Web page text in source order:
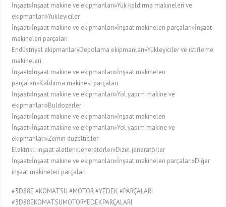
İnşaat»İnşaat makine ve ekipmanları»Yük kaldırma makineleri ve
ekipmanları»Yükleyiciler
İnşaat»İnşaat makine ve ekipmanları»İnşaat makineleri parçaları»İnşaat
makineleri parçaları
Endüstriyel ekipmanlar»Depolama ekipmanları»Yükleyiciler ve istifleme
makineleri
İnşaat»İnşaat makine ve ekipmanları»İnşaat makineleri
parçaları»Kaldırma makinesi parçaları
İnşaat»İnşaat makine ve ekipmanları»Yol yapım makine ve
ekipmanları»Buldozerler
İnşaat»İnşaat makine ve ekipmanları»İnşaat makineleri
İnşaat»İnşaat makine ve ekipmanları»Yol yapım makine ve
ekipmanları»Zemin düzelticiler
Elektrikli inşaat aletleri»Jeneratörler»Dizel jeneratörler
İnşaat»İnşaat makine ve ekipmanları»İnşaat makineleri parçaları»Diğer
inşaat makineleri parçaları
#3D88E #KOMATSU #MOTOR #YEDEK #PARÇALARI
#3D88EKOMATSUMOTORYEDEKPARÇALARI